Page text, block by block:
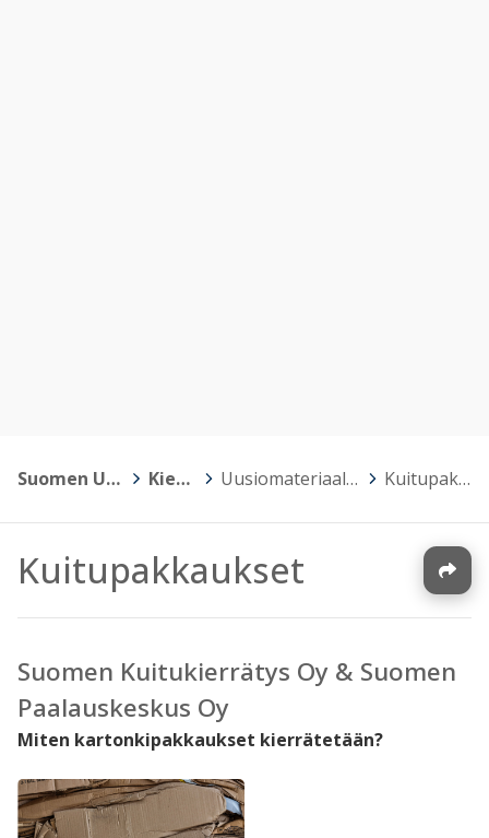
Suomen Uusioraaka-aineliitto ry > Kiertohelmiä > Uusiomateriaalien kierrätys & hyödyntäminen > Kuitupakkaukset
Kuitupakkaukset
Suomen Kuitukierrätys Oy & Suomen
Paalauskeskus Oy
Miten kartonkipakkaukset kierrätetään?